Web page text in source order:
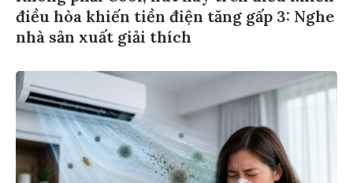
điều hòa khiến tiền điện tăng gấp 3: Nghe
nhà sản xuất giải thích